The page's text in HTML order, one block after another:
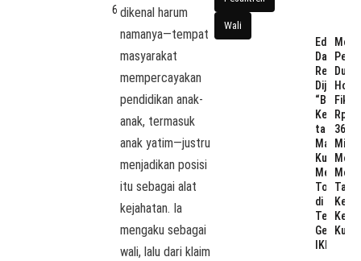
6 dikenal harum
namanya—tempat
masyarakat
mempercayakan
pendidikan anak-
anak, termasuk
anak yatim—justru
menjadikan posisi
itu sebagai alat
kejahatan. Ia
mengaku sebagai
wali, lalu dari klaim
Wali
Edi
Resmi
Dijuluki
“Bapak
tapi
Kukar
Menjaga
Toleransi
di
Tengah
IKN?
Fiktif
Rp
36
Tata
Kukar